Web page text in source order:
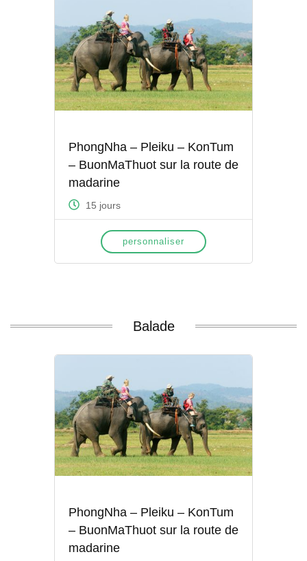
PhongNha – Pleiku – KonTum
– BuonMaThuot sur la route de
madarine
15 jours
personnaliser
Balade
PhongNha – Pleiku – KonTum
– BuonMaThuot sur la route de
madarine